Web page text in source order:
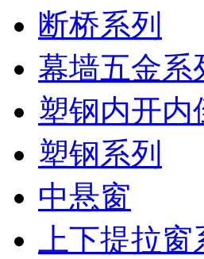
断桥系列
幕墙五金系
塑钢内开内
塑钢系列
中悬窗
上下提拉窗